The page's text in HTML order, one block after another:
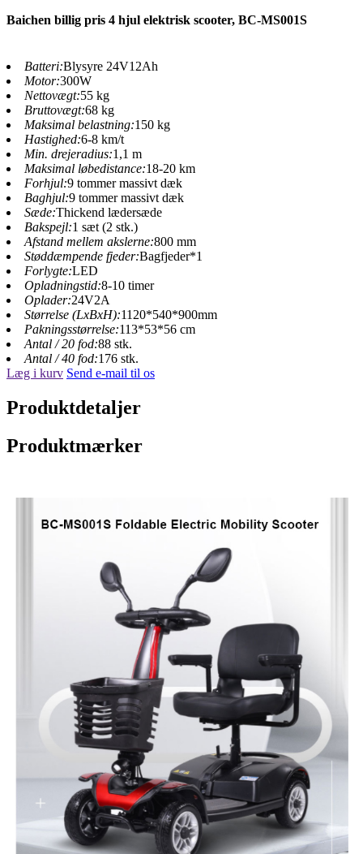
Baichen billig pris 4 hjul elektrisk scooter, BC-MS001S
Batteri:Blysyre 24V12Ah
Motor:300W
Nettovægt:55 kg
Bruttovægt:68 kg
Maksimal belastning:150 kg
Hastighed:6-8 km/t
Min. drejeradius:1,1 m
Maksimal løbedistance:18-20 km
Forhjul:9 tommer massivt dæk
Baghjul:9 tommer massivt dæk
Sæde:Thickend lædersæde
Bakspejl:1 sæt (2 stk.)
Afstand mellem akslerne:800 mm
Støddæmpende fjeder:Bagfjeder*1
Forlygte:LED
Opladningstid:8-10 timer
Oplader:24V2A
Størrelse (LxBxH):1120*540*900mm
Pakningsstørrelse:113*53*56 cm
Antal / 20 fod:88 stk.
Antal / 40 fod:176 stk.
Læg i kurv Send e-mail til os
Produktdetaljer
Produktmærker